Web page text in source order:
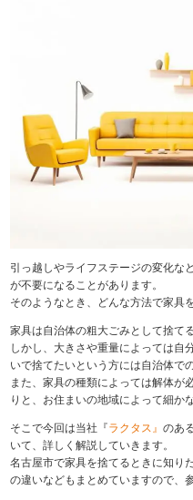
引っ越しやライフステージの変化な
が不要になることがあります。
そのようなとき、どんな方法で家具
家具は自治体の粗大ごみとして捨て
しかし、大きさや重量によっては自
いで捨てたいという方には自治体で
また、家具の種類によっては解体が
りと、お住まいの地域によって細か
そこで今回は当社『ラクタス』のあ
いて、詳しく解説していきます。
名古屋市で家具を捨てるときに知り
の違いなどもまとめていますので、